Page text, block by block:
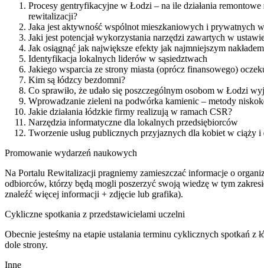
Procesy gentryfikacyjne w Łodzi – na ile działania
rewitalizacji?
Jaka jest aktywność wspólnot mieszkaniowych i prywatnych
Jaki jest potencjał wykorzystania narzędzi zawartych w
Jak osiągnąć jak największe efekty jak najmniejszym
Identyfikacja lokalnych liderów w sąsiedztwach
Jakiego wsparcia ze strony miasta (oprócz finansowego)
Kim są łódzcy bezdomni?
Co sprawiło, że udało się poszczególnym osobom w Łodzi
Wprowadzanie zieleni na podwórka kamienic – metody
Jakie działania łódzkie firmy realizują w ramach CSR?
Narzędzia informatyczne dla lokalnych przedsiębiorców
Tworzenie usług publicznych przyjaznych dla kobiet w ciąży i
Promowanie wydarzeń naukowych
Na Portalu Rewitalizacji pragniemy zamieszczać informacje o
odbiorców, którzy będą mogli poszerzyć swoją wiedzę w tym
znaleźć więcej informacji + zdjęcie lub grafika).
Cykliczne spotkania z przedstawicielami uczelni
Obecnie jesteśmy na etapie ustalania terminu cyklicznych spotkań z
dole strony.
Inne